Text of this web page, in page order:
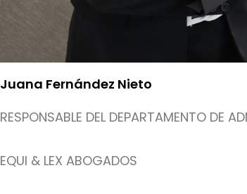
Juana Fernández Nieto
RESPONSABLE DEL DEPARTAMENTO DE
EQUI & LEX ABOGADOS